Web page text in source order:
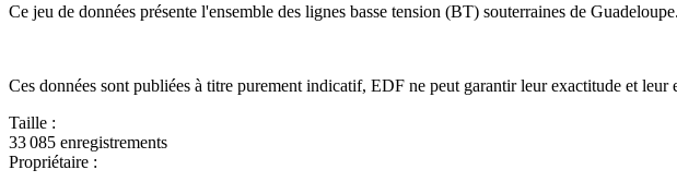
Ce jeu de données présente l'ensemble des lignes basse tension (BT) souterraines de Guadeloupe.
Ces données sont publiées à titre purement indicatif, EDF ne peut garantir leur exactitude et
Taille :
33 085 enregistrements
Propriétaire :